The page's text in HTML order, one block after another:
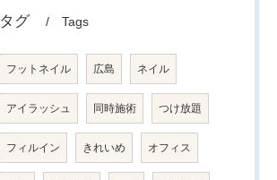
タグ Tags
フットネイル 広島 ネイル
アイラッシュ 同時施術 つけ放題
フィルイン きれいめ オフィス